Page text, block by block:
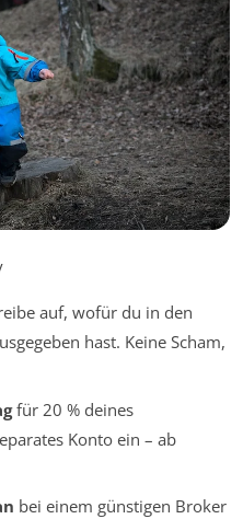
auf, wofür du in den
hast. Keine Scham,
für 20 % deines
Konto ein – ab
bei einem günstigen Broker